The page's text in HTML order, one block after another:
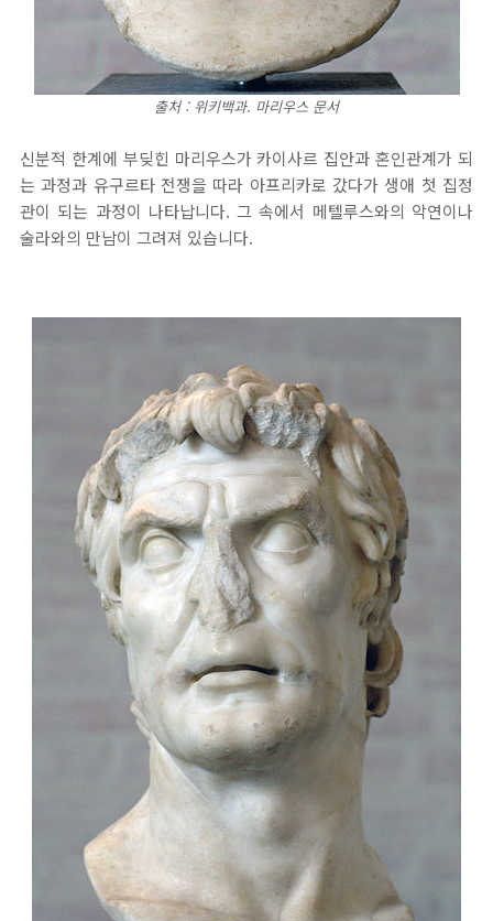
출처 : 위키백과. 마리우스 문서
신분적 한계에 부딪힌 마리우스가 카이사르 집안과 혼인관계가 되
는 과정과 유구르타 전쟁을 따라 아프리카로 갔다가 생애 첫 집정
관이 되는 과정이 나타납니다. 그 속에서 메텔루스와의 악연이나
술라와의 만남이 그려져 있습니다.